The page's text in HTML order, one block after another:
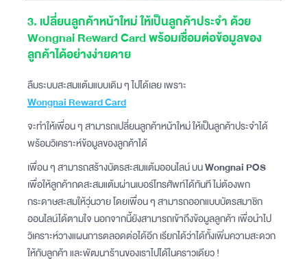
3. เปลี่ยนลูกค้าหน้าใหม่ ให้เป็นลูกค้าประจำ ด้วย
Wongnai Reward Card พร้อมเชื่อมต่อข้อมูลของ
ลูกค้าได้อย่างง่ายดาย
ลืมระบบสะสมแต้มแบบเดิม ๆ ไปได้เลย เพราะ
Wongnai Reward Card
จะทำให้เพื่อน ๆ สามารถเปลี่ยนลูกค้าหน้าใหม่ ให้เป็นลูกค้าประจำได้
พร้อมวิเคราะห์ข้อมูลของลูกค้าได้
เพื่อน ๆ สามารถสร้างบัตรสะสมแต้มออนไลน์ บนWongnai POS
เพื่อให้ลูกค้ากดสะสมแต้มผ่านเบอร์โทรศัพท์ได้ทันที ไม่ต้องพก
กระดาษสะสมให้วุ่นวาย โดยเพื่อน ๆ สามารถออกแบบบัตรสมาชิก
ออนไลน์ได้ตามใจ นอกจากนี้ยังสามารถเข้าถึงข้อมูลลูกค้า เพื่อนำไป
วิเคราะห์วางแผนการตลอดต่อได้อีก เรียกได้ว่าได้ทั้งเพิ่มความสะดวก
ให้กับลูกค้า และพัฒนาร้านของเราไปได้ในคราวเดียว !